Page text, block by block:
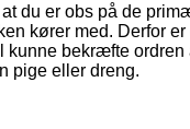
du er obs på de
kører med. Derfor
kunne bekræfte
pige eller dreng.